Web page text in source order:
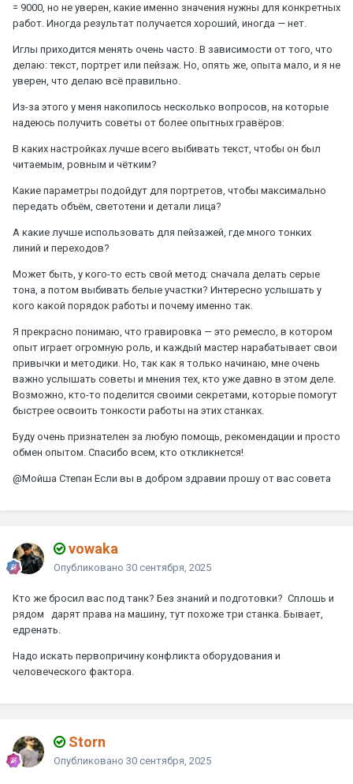
= 9000, но не уверен, какие именно значения нужны для конкретных
работ. Иногда результат получается хороший, иногда — нет.
Иглы приходится менять очень часто. В зависимости от того, что
делаю: текст, портрет или пейзаж. Но, опять же, опыта мало, и я не
уверен, что делаю всё правильно.
Из-за этого у меня накопилось несколько вопросов, на которые
надеюсь получить советы от более опытных гравёров:
В каких настройках лучше всего выбивать текст, чтобы он был
читаемым, ровным и чётким?
Какие параметры подойдут для портретов, чтобы максимально
передать объём, светотени и детали лица?
А какие лучше использовать для пейзажей, где много тонких
линий и переходов?
Может быть, у кого-то есть свой метод: сначала делать серые
тона, а потом выбивать белые участки? Интересно услышать у
кого какой порядок работы и почему именно так.
Я прекрасно понимаю, что гравировка — это ремесло, в котором
опыт играет огромную роль, и каждый мастер нарабатывает свои
привычки и методики. Но, так как я только начинаю, мне очень
важно услышать советы и мнения тех, кто уже давно в этом деле.
Возможно, кто-то поделится своими секретами, которые помогут
быстрее освоить тонкости работы на этих станках.
Буду очень признателен за любую помощь, рекомендации и просто
обмен опытом. Спасибо всем, кто откликнется!
@Мойша Степан Если вы в добром здравии прошу от вас совета
vowaka
Опубликовано 30 сентября, 2025
Кто же бросил вас под танк? Без знаний и подготовки? Сплошь и
рядом дарят права на машину, тут похоже три станка. Бывает,
едренать.
Надо искать первопричину конфликта оборудования и
человеческого фактора.
Storn
Опубликовано 30 сентября, 2025